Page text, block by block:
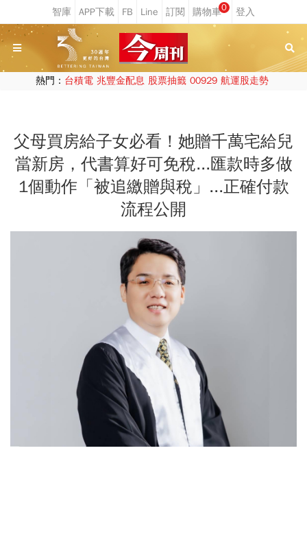
0
熱門： 台積電 兆豐金配息 股票抽籤 00929 航運股走勢
父母買房給子女必看！她贈千萬宅給兒
當新房，代書算好可免稅...匯款時多做
1個動作「被追繳贈與稅」...正確付款
流程公開